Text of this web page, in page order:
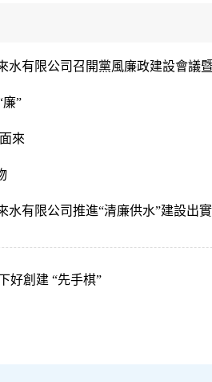
水有限公司召開黨風廉政建設會議
廉”
來
水有限公司推進“清廉供水”建設出
好創建 “先手棋”